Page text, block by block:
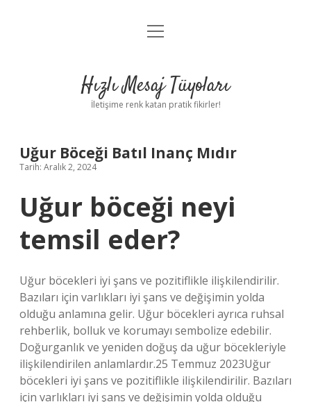
Anasayfa
Yasal Uyarı
menüyü
Hızlı Mesaj Tüyoları
İletişime renk katan pratik fikirler!
Uğur Böceği Batıl Inanç Mıdır
Tarih: Aralık 2, 2024
Uğur böceği neyi
temsil eder?
Uğur böcekleri iyi şans ve pozitiflikle ilişkilendirilir.
Bazıları için varlıkları iyi şans ve değişimin yolda
olduğu anlamına gelir. Uğur böcekleri ayrıca ruhsal
rehberlik, bolluk ve korumayı sembolize edebilir.
Doğurganlık ve yeniden doğuş da uğur böcekleriyle
ilişkilendirilen anlamlardır.25 Temmuz 2023Uğur
böcekleri iyi şans ve pozitiflikle ilişkilendirilir. Bazıları
için varlıkları iyi şans ve değişimin yolda olduğu